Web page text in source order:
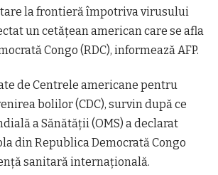
la frontieră împotriva virusului
un cetăţean american care se afla
Congo (RDC), informează AFP.
de Centrele americane pentru
bolilor (CDC), survin după ce
a Sănătăţii (OMS) a declarat
din Republica Democrată Congo
sanitară internaţională.